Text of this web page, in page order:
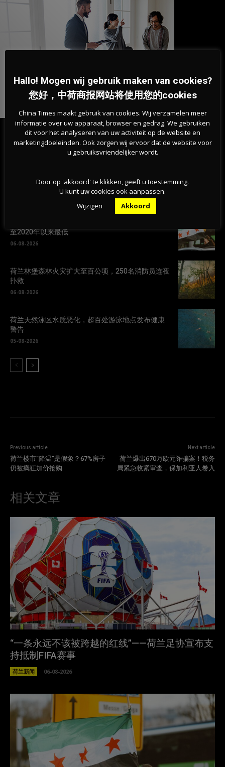
最新的文章
抵制FIFA赛事
至2020年以来最低
06-08-2026
荷兰林堡森林火灾扩大至百公顷，250名消防员连夜
扑救
06-08-2026
荷兰天然泳区水质恶化，超百处游泳地点发布健康
警告
05-08-2026
Previous article
荷兰楼市“降温”是假象？67%房子
仍被疯狂加价抢购
Next article
荷兰爆出670万欧元诈骗案！税务
局紧急收紧审查，保加利亚人卷入
相关文章
“一条永远不该被跨越的红线”——荷兰足协宣布支
持抵制FIFA赛事
荷兰新闻 06-08-2026
Hallo! Mogen wij gebruik maken van cookies?
您好，中荷商报网站将使用您的cookies
China Times maakt gebruik van cookies. Wij verzamelen meer
informatie over uw apparaat, browser en gedrag. We gebruiken
dit voor het analyseren van uw activiteit op de website en
marketingdoeleinden. Ook zorgen wij ervoor dat de website voor
u gebruiksvriendelijker wordt.
Door op 'akkoord' te klikken, geeft u toestemming.
U kunt uw cookies ook aanpassen.
Wijzigen
Akkoord